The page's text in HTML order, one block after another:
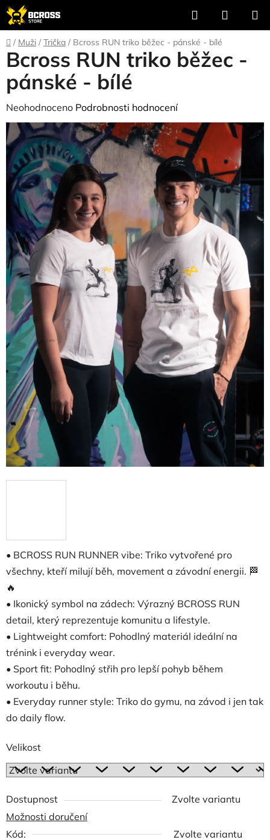
Přejít
na
obsah
Hledat
KOŠÍK
Domů
/ Muži / Trička / Bcross RUN triko běžec - pánské - bílé
• BCROSS RUN RUNNER vibe: Triko vytvořené pro
všechny, kteří milují běh, movement a závodní energii. 🏁
🔥
• Ikonický symbol na zádech: Výrazný BCROSS RUN
detail, který reprezentuje komunitu a lifestyle.
• Lightweight comfort: Pohodlný materiál ideální na
trénink i everyday wear.
• Sport fit: Pohodlný střih pro lepší pohyb během
workoutu i běhu.
• Everyday runner style: Triko do gymu, na závod i jen tak
do daily flow.
Velikost
Dostupnost
Zvolte variantu
Možnosti doručení
Kód:
Zvolte variantu
Bcross RUN triko běžec -
pánské - bílé
Průměrné
hodnocení
produktu
je
0,0
hvězdiček.
Neohodnoceno Podrobnosti hodnocení